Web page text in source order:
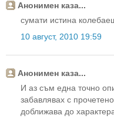
Анонимен каза...
сумати истина
10 август, 2010 19:59
Анонимен каза...
И аз съм една точно
забавлявах с
доближава до